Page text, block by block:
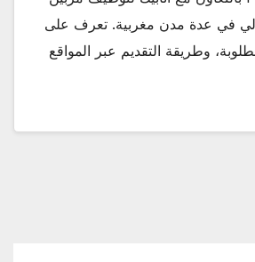
في عدة مدن مغربية. تعرف على
وطريقة التقديم عبر المواقع